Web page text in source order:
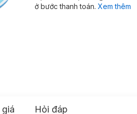
ở bước thanh toán. Xem thêm
Hỏi đáp